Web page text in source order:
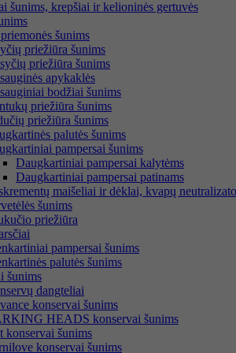
šunims, krepšiai ir kelioninės gertuvės
šunims
priežiūra šunims
priežiūra šunims
apykaklės
bodžiai šunims
priežiūra šunims
priežiūra šunims
palutės šunims
pampersai šunims
Daugkartiniai pampersai kalytėms
Daugkartiniai pampersai patinams
maišeliai ir dėklai, kvapų
šunims
priežiūra
pampersai šunims
palutės šunims
šunims
dangteliai
konservai šunims
HEADS konservai šunims
konservai šunims
konservai šunims